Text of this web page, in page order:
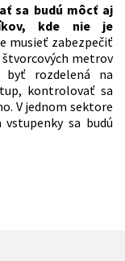
sa budú môcť aj
kde nie je
musieť zabezpečiť
metrov
byť rozdelená na
kontrolovať sa
V jednom sektore
sa budú